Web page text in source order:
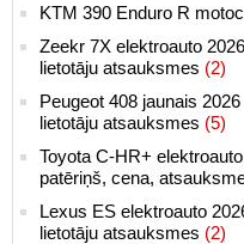
KTM 390 Enduro R
Zeekr 7X elektroauto
lietotāju atsauksmes (2)
Peugeot 408 jaunais
lietotāju atsauksmes (5)
Toyota C-HR+
patēriņš, cena,
Lexus ES elektroauto
lietotāju atsauksmes (2)